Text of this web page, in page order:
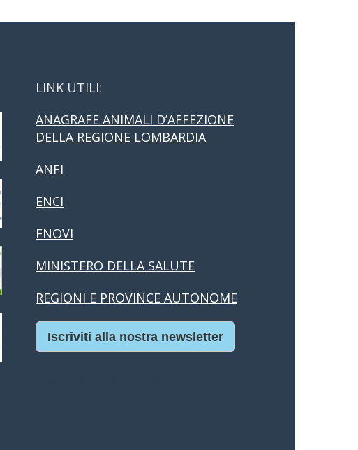
LINK UTILI:
ANAGRAFE ANIMALI D’AFFEZIONE
DELLA REGIONE LOMBARDIA
ANFI
ENCI
FNOVI
MINISTERO DELLA SALUTE
REGIONI E PROVINCE AUTONOME
Iscriviti alla nostra newsletter